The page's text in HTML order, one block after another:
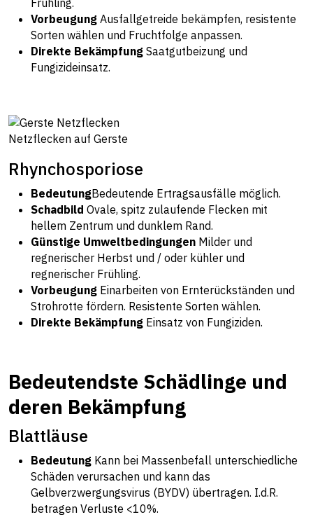
Frühling.
Vorbeugung Ausfallgetreide bekämpfen, resistente
Sorten wählen und Fruchtfolge anpassen.
Direkte Bekämpfung Saatgutbeizung und
Fungizideinsatz.
Netzflecken auf Gerste
Rhynchosporiose
BedeutungBedeutende Ertragsausfälle möglich.
Schadbild Ovale, spitz zulaufende Flecken mit
hellem Zentrum und dunklem Rand.
Günstige Umweltbedingungen Milder und
regnerischer Herbst und / oder kühler und
regnerischer Frühling.
Vorbeugung Einarbeiten von Ernterückständen und
Strohrotte fördern. Resistente Sorten wählen.
Direkte Bekämpfung Einsatz von Fungiziden.
Bedeutendste Schädlinge und
deren Bekämpfung
Blattläuse
Bedeutung Kann bei Massenbefall unterschiedliche
Schäden verursachen und kann das
Gelbverzwergungsvirus (BYDV) übertragen. I.d.R.
betragen Verluste <10%.